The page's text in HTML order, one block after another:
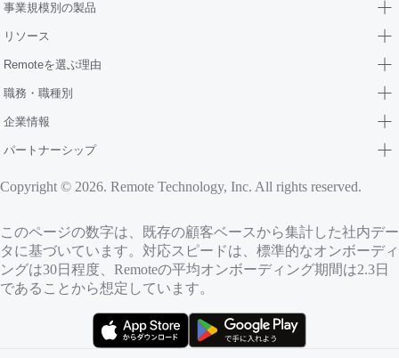
事業規模別の製品
リソース
Remoteを選ぶ理由
職務・職種別
企業情報
パートナーシップ
Copyright © 2026. Remote Technology, Inc. All rights reserved.
このページの数字は、既存の顧客ベースから集計した社内デー
タに基づいています。対応スピードは、標準的なオンボーディ
ングは30日程度、Remoteの平均オンボーディング期間は2.3日
であることから想定しています。